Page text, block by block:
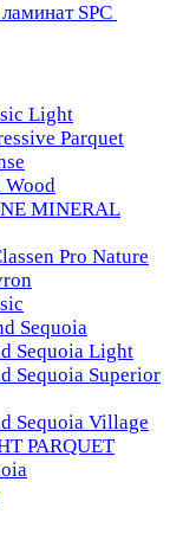
SPC
Light
Parquet
Wood
MINERAL
Pro Nature
Sequoia
Sequoia Light
Sequoia Superior
Sequoia Village
PARQUET